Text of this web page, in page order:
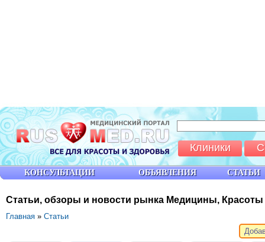
Статьи, обзоры и новости рынка Медицины,
Главная » Статьи
КОНСУЛЬТАЦИИ ОБЪЯВЛЕНИЯ СТАТЬИ
Клиники